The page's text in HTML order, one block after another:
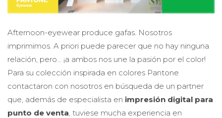
Afternoon-eyewear produce gafas. Nosotros
imprimimos. A priori puede parecer que no hay ninguna
relación, pero… ¡a ambos nos une la pasión por el color!
Para su colección inspirada en colores Pantone
contactaron con nosotros en búsqueda de un partner
que, además de especialista en impresión digital para
punto de venta , tuviese mucha experiencia en